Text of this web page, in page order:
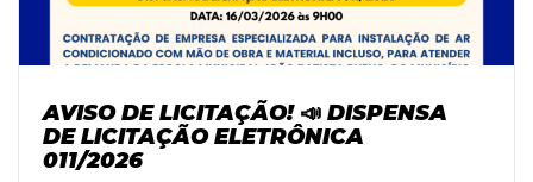
AVISO DE LICITAÇÃO! 📣 DISPENSA
DE LICITAÇÃO ELETRÔNICA
011/2026